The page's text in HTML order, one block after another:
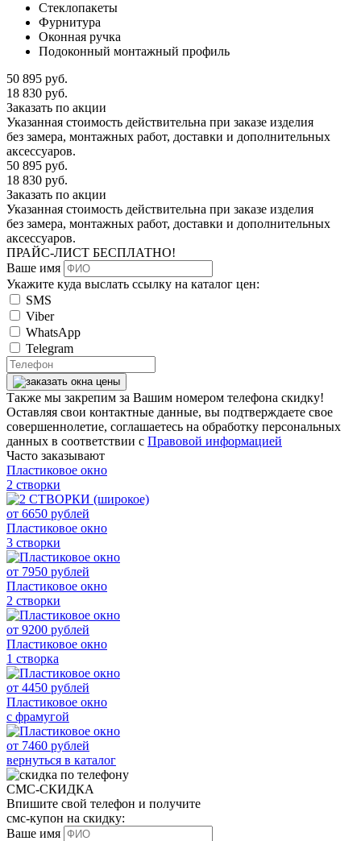
Стеклопакеты
Фурнитура
Оконная ручка
Подоконный монтажный профиль
50 895 руб.
18 830 руб.
Заказать по акции
Указанная стоимость действительна при заказе изделия
без замера, монтажных работ, доставки и дополнительных
аксессуаров.
50 895 руб.
18 830 руб.
Заказать по акции
Указанная стоимость действительна при заказе изделия
без замера, монтажных работ, доставки и дополнительных
аксессуаров.
ПРАЙС-ЛИСТ БЕСПЛАТНО!
Ваше имя
Укажите куда выслать ссылку на каталог цен:
SMS
Viber
WhatsApp
Telegram
Также мы закрепим за Вашим номером телефона скидку!
Оставляя свои контактные данные, вы подтверждаете свое
совершеннолетие, соглашаетесь на обработку персональных
данных в соответствии с Правовой информацией
Часто заказывают
Пластиковое окно
2 створки
от 6650 рублей
Пластиковое окно
3 створки
от 7950 рублей
Пластиковое окно
2 створки
от 9200 рублей
Пластиковое окно
1 створка
от 4450 рублей
Пластиковое окно
с фрамугой
от 7460 рублей
вернуться в каталог
СМС-СКИДКА
Впишите свой телефон и получите
смс-купон на скидку:
Ваше имя